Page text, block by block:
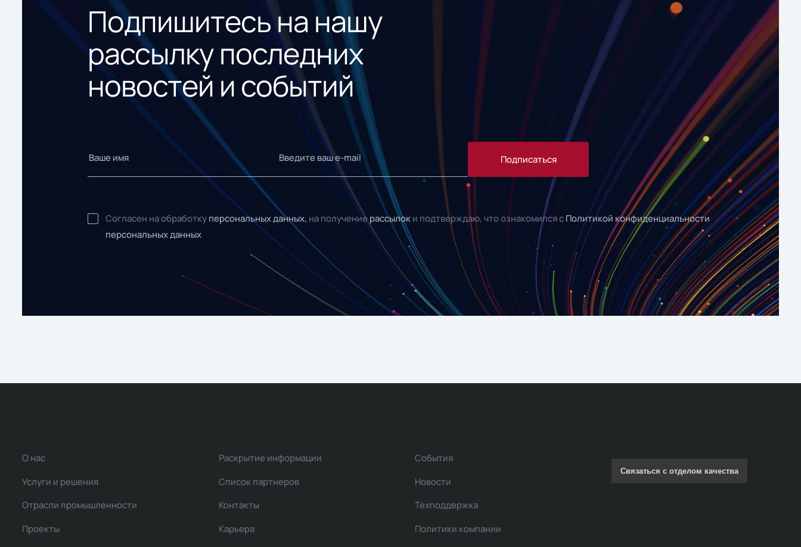
Подпишитесь на нашу
рассылку последних
новостей и событий
Подписаться
Согласен на обработку персональных данных, на получениерассылок и подтверждаю, что ознакомился с Политикой конфиденциальности
персональных данных
О нас
Услуги и решения
Отрасли промышленности
Проекты
Раскрытие информации
Список партнеров
Контакты
Карьера
События
Новости
Техподдержка
Политики компании
Связаться с отделом качества